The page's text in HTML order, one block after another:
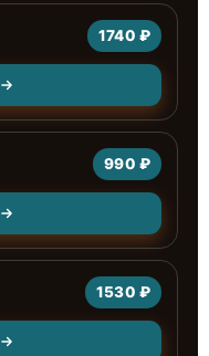
1740 ₽
990 ₽
1530 ₽